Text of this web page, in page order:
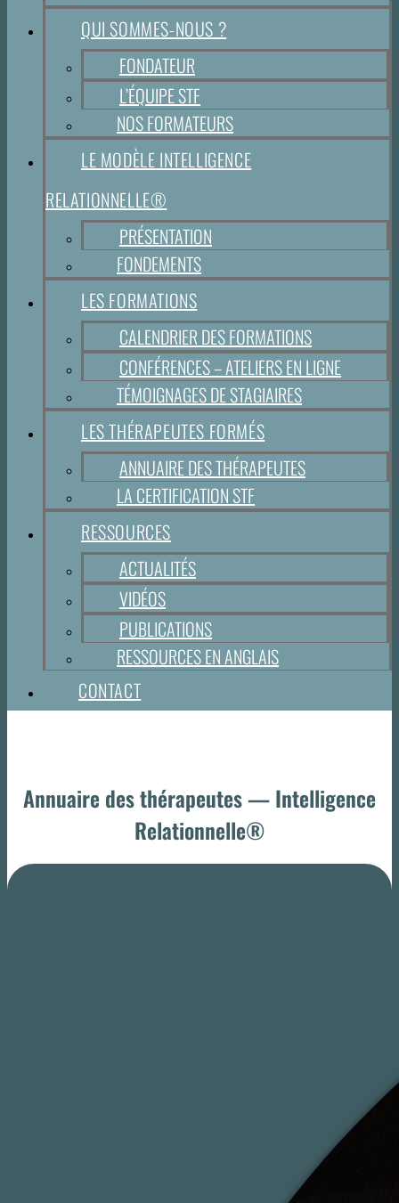
QUI SOMMES-NOUS ?
FONDATEUR
L’ÉQUIPE STF
NOS FORMATEURS
LE MODÈLE INTELLIGENCE
RELATIONNELLE®
PRÉSENTATION
FONDEMENTS
LES FORMATIONS
CALENDRIER DES FORMATIONS
CONFÉRENCES – ATELIERS EN LIGNE
TÉMOIGNAGES DE STAGIAIRES
LES THÉRAPEUTES FORMÉS
ANNUAIRE DES THÉRAPEUTES
LA CERTIFICATION STF
RESSOURCES
ACTUALITÉS
VIDÉOS
PUBLICATIONS
RESSOURCES EN ANGLAIS
CONTACT
Annuaire des thérapeutes — Intelligence
Relationnelle®